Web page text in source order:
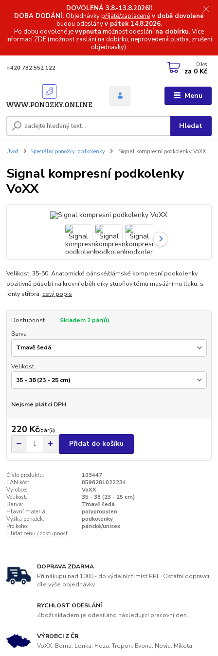
DOVOLENÁ 3.8.-13.8.2026!!
DOBA DODÁNÍ: Objednávkypřijaté/zaplacené v době dovolené
budou odeslányv pátek 14.8.2026.
Po dobu dovolené jevypnuta možnost odeslánína dobírku. Více
informacíZDE (možnost zaslání na dobírku, neprovedená platba, zrušení
objednávky).
Menu
Hledat
+420 732 552 122 0 ks
za 0 Kč
Úvod Speciální ponožky, podkolenky Signal kompresní podkolenky VoXX
Signal kompresní podkolenky
VoXX
Velikosti 35-50. Anatomické pánské/dámské kompresní podkolenky
pozitivně působí na krevní oběh díky stupňovitému masážnímu tlaku, s
ionty stříbra. celý popis
Dostupnost
Skladem 2 pár(ů)
Barva
Velikost
Nejsme plátci DPH
220 Kč/pár(ů)
Přidat do košíku
Číslo produktu:
103447
EAN kód:
8596281022234
Výrobce:
VoXX
Velikost:
35 - 38 (23 - 25 cm)
Barva:
Tmavě šedá
Hlavní materiál:
polypropylen
Výška ponožek:
podkolenky
Pro koho:
pánské/unisex
Hlídat cenu / dostupnost
DOPRAVA ZDARMA
Při nákupu nad 1000,- do výdejních míst PPL. Ostatní dopravci
dle výše objednávky.
RYCHLOST ODESLÁNÍ
Zboží skladem je odesíláno následující pracovní den.
VÝROBCI Z ČR
VoXX, Boma, Lonka, Hoza, Trepon, Evona, Novia, Miketa.